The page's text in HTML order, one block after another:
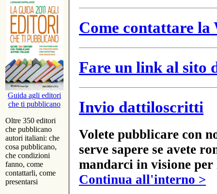
Guida agli editori
che ti pubblicano
Oltre 350 editori
che pubblicano
autori italiani: che
cosa pubblicano,
che condizioni
fanno, come
contattarli, come
presentarsi
Come contattare
Fare un link al sito
Invio dattiloscritti
Volete pubblicare con
serve sapere se avete
mandarci in visione
Continua all'interno >